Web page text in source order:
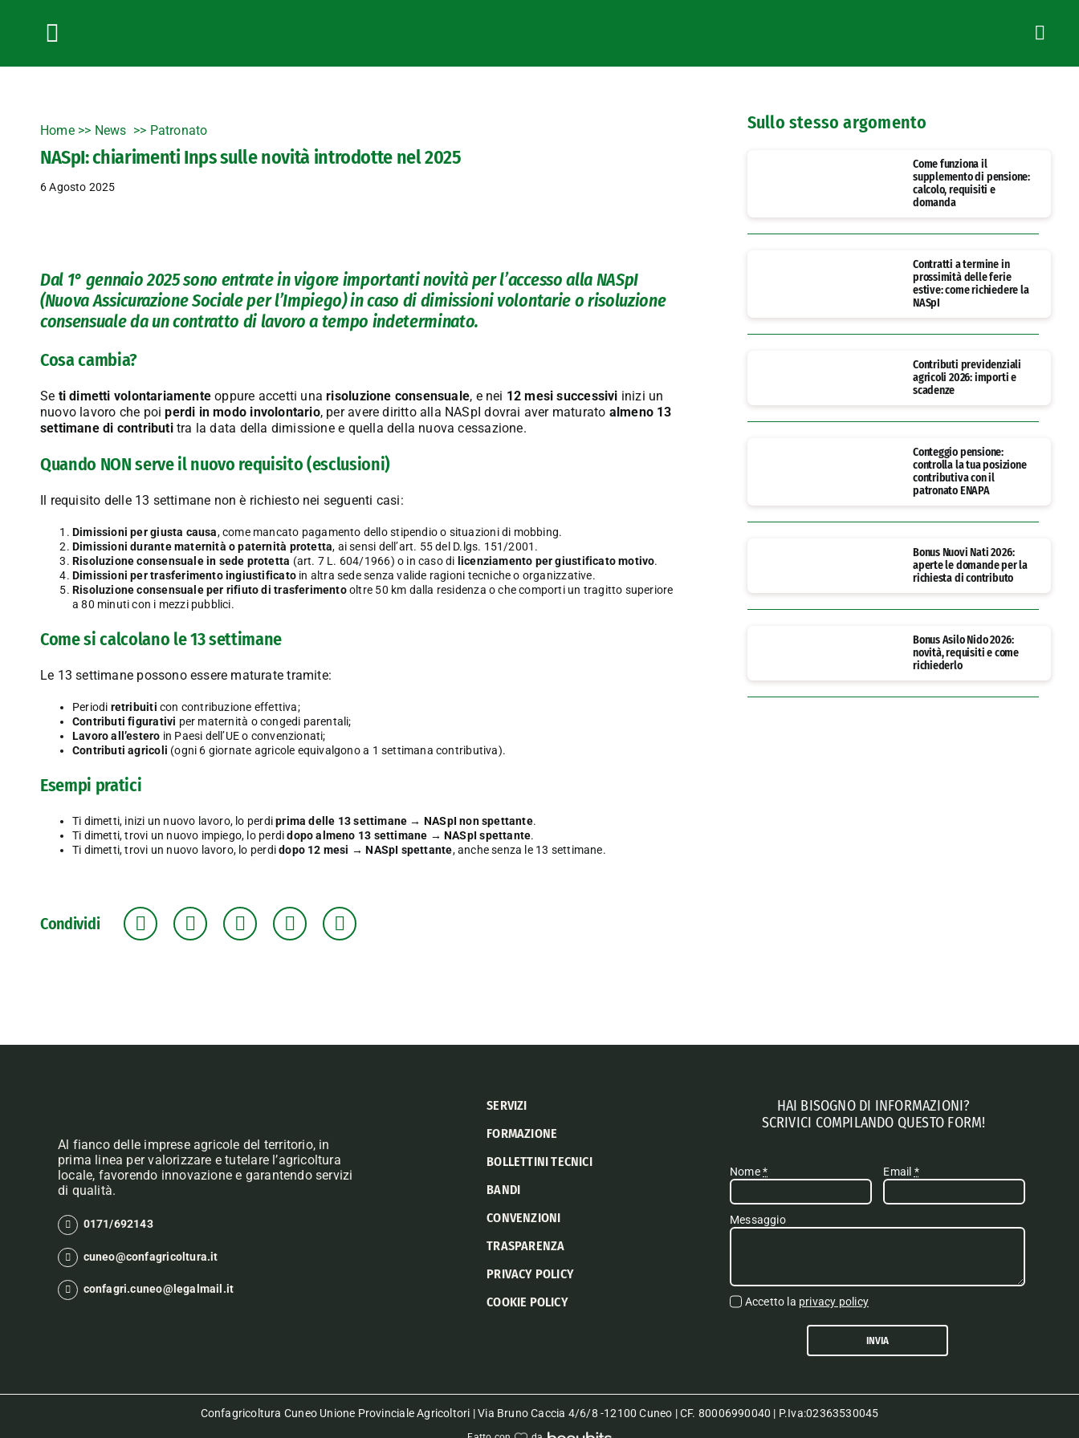
Toggle
Navigation
Home>> News Patronato
NASpI: chiarimenti Inps sulle novità introdotte nel 2025
6 Agosto 2025
Dal 1° gennaio 2025 sono entrate in vigore importanti novità per l’accesso alla NASpI
(Nuova Assicurazione Sociale per l’Impiego) in caso di dimissioni volontarie o risoluzione
consensuale da un contratto di lavoro a tempo indeterminato.
Cosa cambia?
Se ti dimetti volontariamente oppure accetti unarisoluzione consensuale, e nei 12 mesi successivi inizi un
nuovo lavoro che poiperdi in modo involontario, per avere diritto alla NASpI dovrai aver maturato almeno 13
settimane di contributitra la data della dimissione e quella della nuova cessazione.
Quando NON serve il nuovo requisito (esclusioni)
Il requisito delle 13 settimane non è richiesto nei seguenti casi:
Dimissioni per giusta causa, come mancato pagamento dello stipendio o situazioni di mobbing.
Dimissioni durante maternità o paternità protetta, ai sensi dell’art. 55 del D.lgs. 151/2001.
Risoluzione consensuale in sede protetta (art. 7 L. 604/1966) o in caso di licenziamento per giustificato motivo.
Dimissioni per trasferimento ingiustificatoin altra sede senza valide ragioni tecniche o organizzative.
Risoluzione consensuale per rifiuto di trasferimentooltre 50 km dalla residenza o che comporti un tragitto superiore
a 80 minuti con i mezzi pubblici.
Come si calcolano le 13 settimane
Le 13 settimane possono essere maturate tramite:
Periodi retribuiti con contribuzione effettiva;
Contributi figurativi per maternità o congedi parentali;
Lavoro all’estero in Paesi dell’UE o convenzionati;
Contributi agricoli (ogni 6 giornate agricole equivalgono a 1 settimana contributiva).
Esempi pratici
Ti dimetti, inizi un nuovo lavoro, lo perdiprima delle 13 settimane → NASpI non spettante.
Ti dimetti, trovi un nuovo impiego, lo perdidopo almeno 13 settimane →NASpI spettante.
Ti dimetti, trovi un nuovo lavoro, lo perdidopo 12 mesi →NASpI spettante, anche senza le 13 settimane.
Condividi
Sullo stesso argomento
Come funziona il
supplemento di pensione:
calcolo, requisiti e
domanda
Contratti a termine in
prossimità delle ferie
estive: come richiedere la
NASpI
Contributi previdenziali
agricoli 2026: importi e
scadenze
Conteggio pensione:
controlla la tua posizione
contributiva con il
patronato ENAPA
Bonus Nuovi Nati 2026:
aperte le domande per la
richiesta di contributo
Bonus Asilo Nido 2026:
novità, requisiti e come
richiederlo
Al fianco delle imprese agricole del territorio, in
prima linea per valorizzare e tutelare l’agricoltura
locale, favorendo innovazione e garantendo servizi
di qualità.
0171/692143
cuneo@confagricoltura.it
confagri.cuneo@legalmail.it
SERVIZI
FORMAZIONE
BOLLETTINI TECNICI
BANDI
CONVENZIONI
TRASPARENZA
PRIVACY POLICY
COOKIE POLICY
HAI BISOGNO DI INFORMAZIONI?
SCRIVICI COMPILANDO QUESTO FORM!
Nome* Email *
Messaggio
Accetto la privacy policy
INVIA
Confagricoltura Cuneo Unione Provinciale Agricoltori | Via Bruno Caccia 4/6/8 -12100 Cuneo | CF. 80006990040 | P.Iva:02363530045